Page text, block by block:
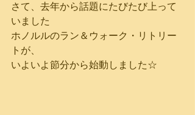
さて、去年から話題にたびたび上って
いました
ホノルルのラン＆ウォーク・リトリー
トが、
いよいよ節分から始動しました☆